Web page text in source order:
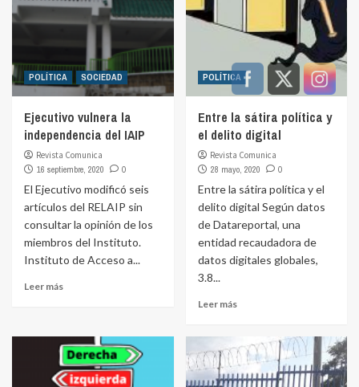
POLÍTICA SOCIEDAD
Ejecutivo vulnera la
independencia del IAIP
Revista Comunica
16 septiembre, 2020
0
El Ejecutivo modificó seis
artículos del RELAIP sin
consultar la opinión de los
miembros del Instituto.
Instituto de Acceso a...
Leer más
POLÍTICA
Entre la sátira política y
el delito digital
Revista Comunica
28 mayo, 2020
0
Entre la sátira política y el
delito digital Según datos
de Datareportal, una
entidad recaudadora de
datos digitales globales,
3.8...
Leer más